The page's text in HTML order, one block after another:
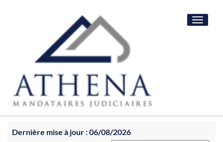
Toggle
Dernière mise à jour : 06/08/2026